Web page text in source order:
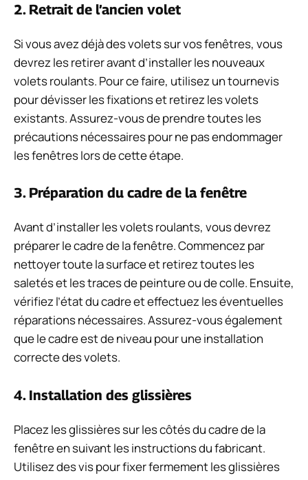
2. Retrait de l’ancien volet
Si vous avez déjà des volets sur vos fenêtres, vous
devrez les retirer avant d’installer les nouveaux
volets roulants. Pour ce faire, utilisez un tournevis
pour dévisser les fixations et retirez les volets
existants. Assurez-vous de prendre toutes les
précautions nécessaires pour ne pas endommager
les fenêtres lors de cette étape.
3. Préparation du cadre de la fenêtre
Avant d’installer les volets roulants, vous devrez
préparer le cadre de la fenêtre. Commencez par
nettoyer toute la surface et retirez toutes les
saletés et les traces de peinture ou de colle. Ensuite,
vérifiez l’état du cadre et effectuez les éventuelles
réparations nécessaires. Assurez-vous également
que le cadre est de niveau pour une installation
correcte des volets.
4. Installation des glissières
Placez les glissières sur les côtés du cadre de la
fenêtre en suivant les instructions du fabricant.
Utilisez des vis pour fixer fermement les glissières